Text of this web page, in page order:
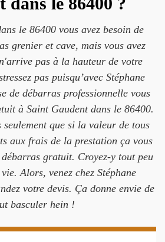
le 86400 vous avez besoin de
grenier et cave, mais vous avez
pas à la hauteur de votre
pas puisqu’avec Stéphane
de débarras professionnelle vous
à Saint Gaudent dans le 86400.
seulement que si la valeur de tous
aux frais de la prestation ça vous
gratuit. Croyez-y tout peu
Alors, venez chez Stéphane
votre devis. Ça donne envie de
basculer hein !